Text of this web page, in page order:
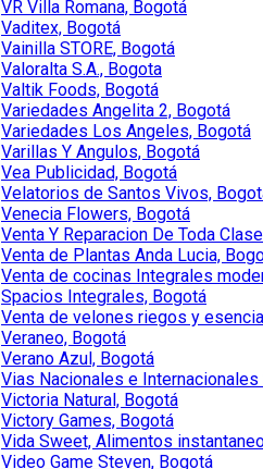
VR Villa Romana, Bogotá
Vaditex, Bogotá
Vainilla STORE, Bogotá
Valoralta S.A., Bogota
Valtik Foods, Bogotá
Variedades Angelita 2, Bogotá
Variedades Los Angeles, Bogotá
Varillas Y Angulos, Bogotá
Vea Publicidad, Bogotá
Velatorios de Santos Vivos,
Venecia Flowers, Bogotá
Venta Y Reparacion De Toda
Venta de Plantas Anda Lucia,
Venta de cocinas Integrales
Spacios Integrales, Bogotá
Venta de velones riegos y
Veraneo, Bogotá
Verano Azul, Bogotá
Vias Nacionales e Internacionales
Victoria Natural, Bogotá
Victory Games, Bogotá
Vida Sweet, Alimentos
Video Game Steven, Bogotá